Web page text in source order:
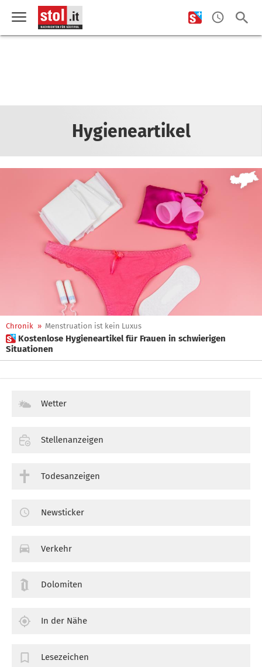
Hygieneartikel
Chronik » Menstruation ist kein Luxus
 Kostenlose Hygieneartikel für Frauen in schwierigen
Situationen
Wetter
Stellenanzeigen
Todesanzeigen
Newsticker
Verkehr
Dolomiten
In der Nähe
Lesezeichen